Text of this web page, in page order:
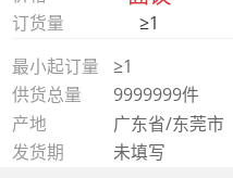
订货量
≥1
最小起订量
≥1
供货总量
9999999件
产地
广东省/东莞市
发货期
未填写